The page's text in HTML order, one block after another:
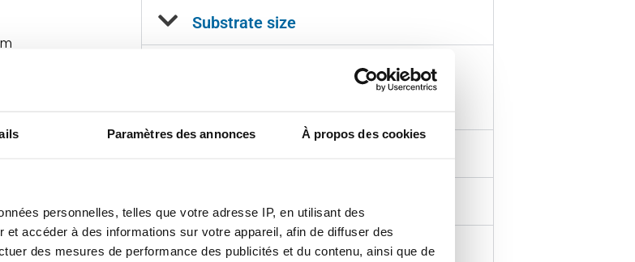
Paramètres des annonces À propos des cookies
personnelles, telles que votre adresse IP, en utilisant des
accéder à des informations sur votre appareil, afin de diffuser des
des mesures de performance des publicités et du contenu, ainsi que de
&
Substrate size
Industry
Material